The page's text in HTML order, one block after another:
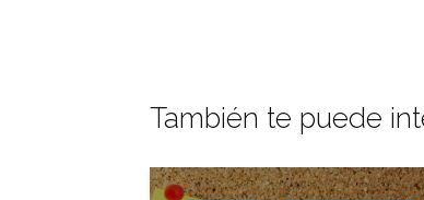
También te puede